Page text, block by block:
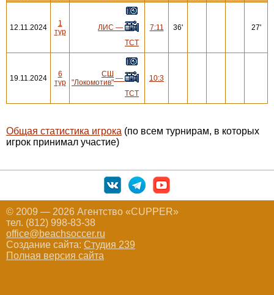
12.11.2024
1
тур
ЛИС —
ТСТ
7:11 36' 27'
19.11.2024
6
тур
СШ
"Локомотив" —
ТСТ
10:3
Общая статистика игрока (по всем турнирам, в которых
игрок принимал участие)
© 2009 — 2026 Агентство «CUPPER»
тел. (812) 998-83-38
office@beachsoccer.ru
Создание сайта: Студия 239
Полная версия сайта